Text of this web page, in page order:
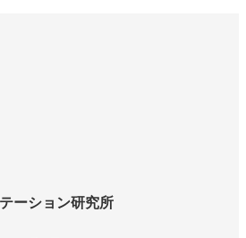
ーション研究所